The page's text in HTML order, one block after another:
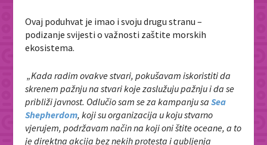
Ovaj poduhvat je imao i svoju drugu stranu –
podizanje svijesti o važnosti zaštite morskih
ekosistema.
„Kada radim ovakve stvari, pokušavam iskoristiti da
skrenem pažnju na stvari koje zaslužuju pažnju i da se
približi javnost. Odlučio sam se za kampanju saSea
Shepherdom, koji su organizacija u koju stvarno
vjerujem, podržavam način na koji oni štite oceane, a to
je direktna akcija bez nekih protesta i gubljenja